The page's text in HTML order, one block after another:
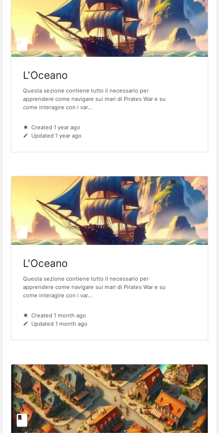
L'Oceano
Questa sezione contiene tutto il necessario per
apprendere come navigare sui mari di Pirates War e su
come interagire con i var...
Created 1 year ago
Updated 1 year ago
L'Oceano
Questa sezione contiene tutto il necessario per
apprendere come navigare sui mari di Pirates War e su
come interagire con i var...
Created 1 month ago
Updated 1 month ago